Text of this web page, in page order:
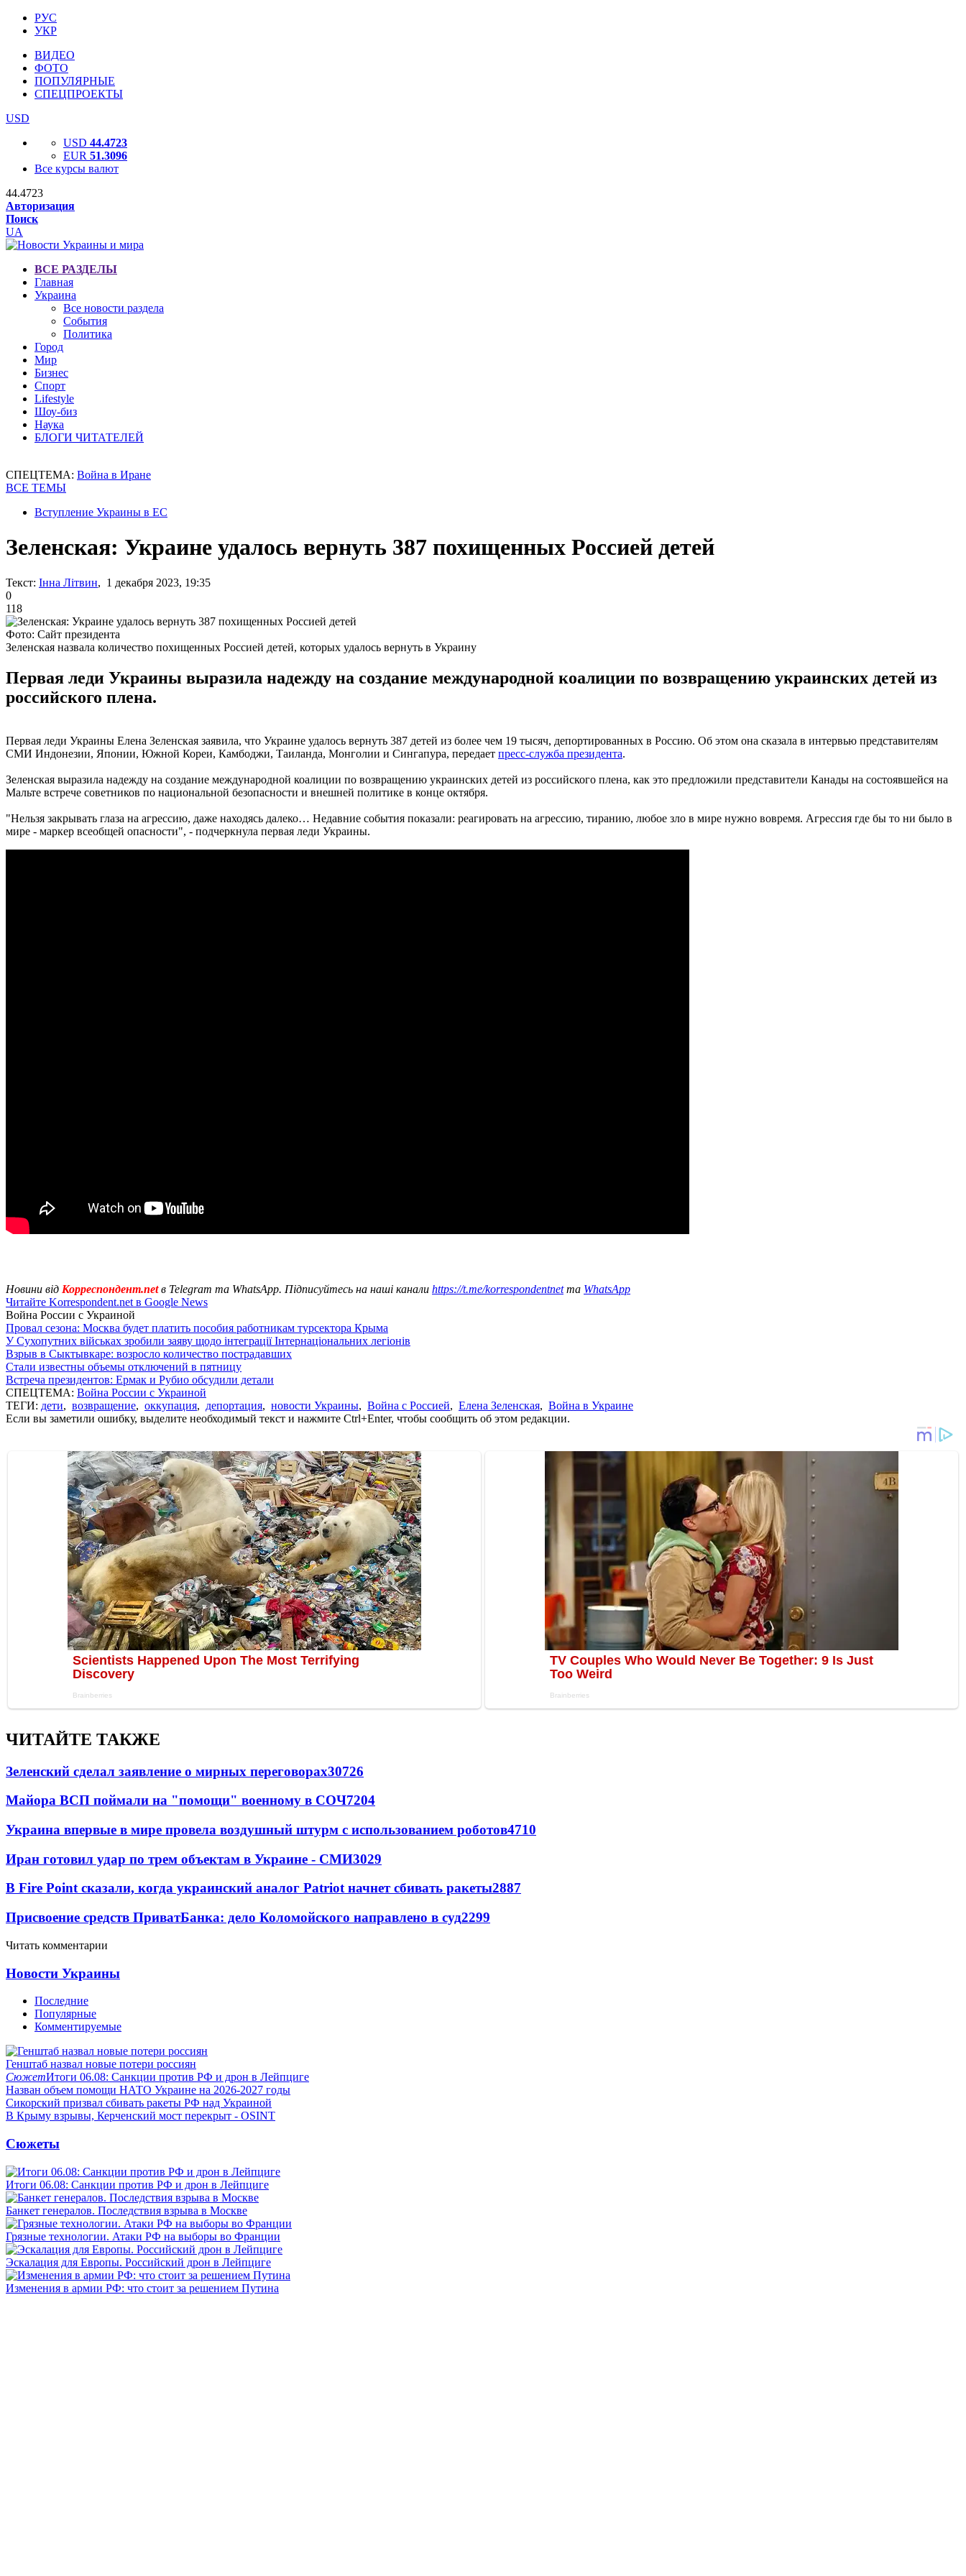
РУС
УКР
ВИДЕО
ФОТО
ПОПУЛЯРНЫЕ
СПЕЦПРОЕКТЫ
USD
USD 44.4723
EUR 51.3096
Все курсы валют
44.4723
Авторизация
Поиск
UA
ВСЕ РАЗДЕЛЫ
Главная
Украина
Все новости раздела
События
Политика
Город
Мир
Бизнес
Спорт
Lifestyle
Шоу-биз
Наука
БЛОГИ ЧИТАТЕЛЕЙ
СПЕЦТЕМА: Война в Иране
ВСЕ ТЕМЫ
Вступление Украины в ЕС
Зеленская: Украине удалось вернуть 387 похищенных Россией детей
Текст: Інна Літвин, 1 декабря 2023, 19:35
0
118
Фото: Сайт президента
Зеленская назвала количество похищенных Россией детей, которых удалось вернуть в Украину
Первая леди Украины выразила надежду на создание международной коалиции по возвращению украинских детей из
российского плена.
Первая леди Украины Елена Зеленская заявила, что Украине удалось вернуть 387 детей из более чем 19 тысяч, депортированных в Россию. Об этом она сказала в интервью представителям
СМИ Индонезии, Японии, Южной Кореи, Камбоджи, Таиланда, Монголии и Сингапура, передает пресс-служба президента.
Зеленская выразила надежду на создание международной коалиции по возвращению украинских детей из российского плена, как это предложили представители Канады на состоявшейся на
Мальте встрече советников по национальной безопасности и внешней политике в конце октября.
"Нельзя закрывать глаза на агрессию, даже находясь далеко… Недавние события показали: реагировать на агрессию, тиранию, любое зло в мире нужно вовремя. Агрессия где бы то ни было в
мире - маркер всеобщей опасности", - подчеркнула первая леди Украины.
Новини від Корреспондент.netв Telegram та WhatsApp. Підписуйтесь на наші канали https://t.me/korrespondentnetта WhatsApp
Читайте Korrespondent.net в Google News
Война России с Украиной
Провал сезона: Москва будет платить пособия работникам турсектора Крыма
У Сухопутних військах зробили заяву щодо інтеграції Інтернаціональних легіонів
Взрыв в Сыктывкаре: возросло количество пострадавших
Стали известны объемы отключений в пятницу
Встреча президентов: Ермак и Рубио обсудили детали
СПЕЦТЕМА: Война России с Украиной
ТЕГИ: дети, возвращение, оккупация, депортация, новости Украины, Война с Россией, Елена Зеленская, Война в Украине
Если вы заметили ошибку, выделите необходимый текст и нажмите Ctrl+Enter, чтобы сообщить об этом редакции.
ЧИТАЙТЕ ТАКЖЕ
Зеленский сделал заявление о мирных переговорах30726
Майора ВСП поймали на "помощи" военному в СОЧ7204
Украина впервые в мире провела воздушный штурм с использованием роботов4710
Иран готовил удар по трем объектам в Украине - СМИ3029
В Fire Point сказали, когда украинский аналог Patriot начнет сбивать ракеты2887
Присвоение средств ПриватБанка: дело Коломойского направлено в суд2299
Читать комментарии
Новости Украины
Последние
Популярные
Комментируемые
Генштаб назвал новые потери россиян
СюжетИтоги 06.08: Санкции против РФ и дрон в Лейпциге
Назван объем помощи НАТО Украине на 2026-2027 годы
Сикорский призвал сбивать ракеты РФ над Украиной
В Крыму взрывы, Керченский мост перекрыт - OSINT
Сюжеты
Итоги 06.08: Санкции против РФ и дрон в Лейпциге
Банкет генералов. Последствия взрыва в Москве
Грязные технологии. Атаки РФ на выборы во Франции
Эскалация для Европы. Российский дрон в Лейпциге
Изменения в армии РФ: что стоит за решением Путина